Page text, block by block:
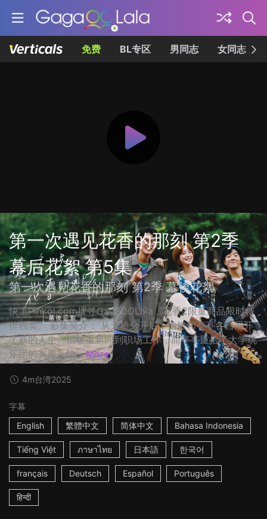
免费 BL专区 男同志 女同志
第一次遇见花香的那刻 第2季
幕后花絮 第5集
第一次遇見花香的那刻 第2季 幕後花絮
快上Pinkoi.com搜寻GagaOOLala，花香2限量商品限时特
价独卖。 影集简介： 从天桥分开后，怡敏和亭亭各自展开
了新的人生。怡敏重新回到职场工作，而亭亭重拾了大学玩
乐团的兴趣，怡... More
4m台湾2025
字幕
English
繁體中文 简体中文 Bahasa Indonesia
Tiếng Việt ภาษาไทย 日本語 한국어
français Deutsch Español Português
हिन्दी